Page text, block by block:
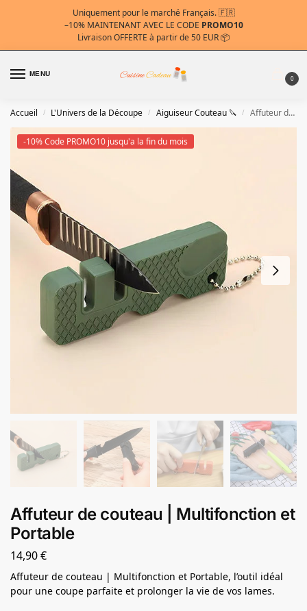
Uniquement pour le marché Français. 🇫🇷
–10% MAINTENANT AVEC LE CODE PROMO10
Livraison OFFERTE à partir de 50 EUR 📦
MENU
0
Accueil / L'Univers de la Découpe / Aiguiseur Couteau 🔪 / Affuteur de couteau | Multifonction et Portable
-10% Code PROMO10 jusqu'a la fin du mois
Affuteur de couteau | Multifonction et
Portable
14,90€
Affuteur de couteau | Multifonction et Portable, l’outil idéal
pour une coupe parfaite et prolonger la vie de vos lames.